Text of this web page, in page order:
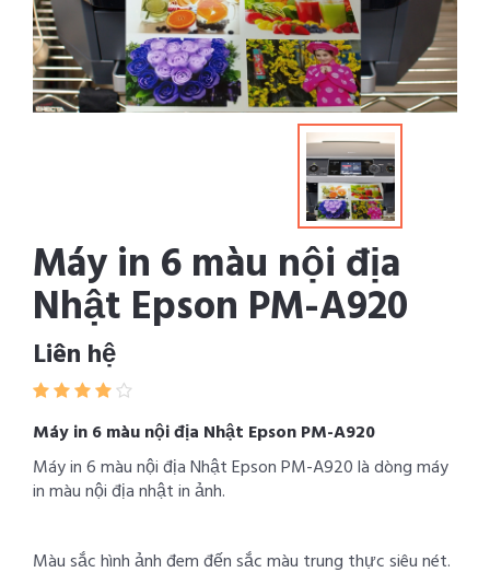
Máy in 6 màu nội địa
Nhật Epson PM-A920
Liên hệ
Máy in 6 màu nội địa Nhật Epson PM-A920
Máy in 6 màu nội địa Nhật Epson PM-A920 là dòng máy
in màu nội địa nhật in ảnh.
Màu sắc hình ảnh đem đến sắc màu trung thực siêu nét.